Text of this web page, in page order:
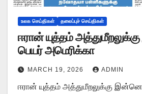
உலக செய்திகள் தலைப்புச் செய்திகள்
ஈரான் யுத்தம்
பெயர் அமெரிக்கா
MARCH 19, 2026 ADMIN
ஈரான் யுத்தம் அத்துமீறலுக்கு